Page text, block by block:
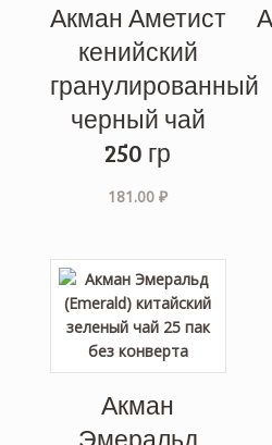
Акман Аметист
кенийский
гранулированный
черный чай
250 гр
181.00₽
Акман
Эмеральд